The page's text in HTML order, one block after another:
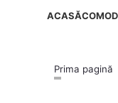
ACASĂ
Prima pagină